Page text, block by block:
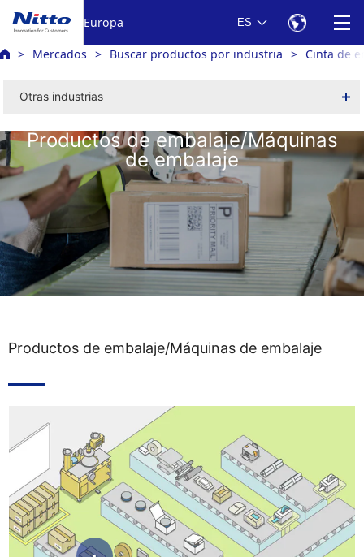
Europa ES
Mercados Buscar productos por industria Cinta de
Otras industrias
Productos de embalaje/Máquinas
de embalaje
Productos de embalaje/Máquinas de embalaje